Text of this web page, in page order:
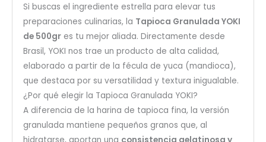
Si buscas el ingrediente estrella para elevar tus
preparaciones culinarias, la Tapioca Granulada YOKI
de 500gres tu mejor aliada. Directamente desde
Brasil, YOKI nos trae un producto de alta calidad,
elaborado a partir de la fécula de yuca (mandioca),
que destaca por su versatilidad y textura inigualable.
¿Por qué elegir la Tapioca Granulada YOKI?
A diferencia de la harina de tapioca fina, la versión
granulada mantiene pequeños granos que, al
hidratarse, aportan una consistencia gelatinosa y